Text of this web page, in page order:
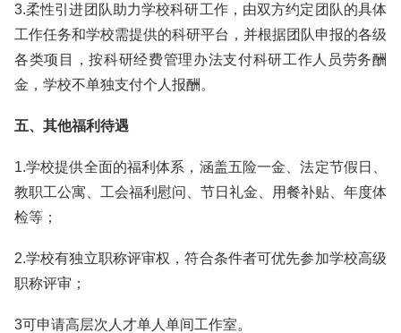
3.柔性引进团队助力学校科研工作，由双方约定团队的具体
工作任务和学校需提供的科研平台，并根据团队申报的各级
各类项目，按科研经费管理办法支付科研工作人员劳务酬
金，学校不单独支付个人报酬。
五、其他福利待遇
1.学校提供全面的福利体系，涵盖五险一金、法定节假日、
教职工公寓、工会福利慰问、节日礼金、用餐补贴、年度体
检等；
2.学校有独立职称评审权，符合条件者可优先参加学校高级
职称评审；
3可申请高层次人才单人单间工作室。